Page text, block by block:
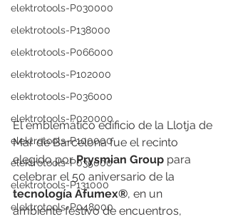
elektrotools-P030000
elektrotools-P138000
elektrotools-P066000
elektrotools-P102000
elektrotools-P036000
elektrotools-P020000
elektrotools-P100000
elektrotools-P035000
elektrotools-P131000
elektrotools-P048000
El emblemático edificio de la Llotja de
Mar de Barcelona fue el recinto
elegido por Prysmian Group para
celebrar el 50 aniversario de la
tecnología Afumex®, en un
ambiente festivo de encuentros,